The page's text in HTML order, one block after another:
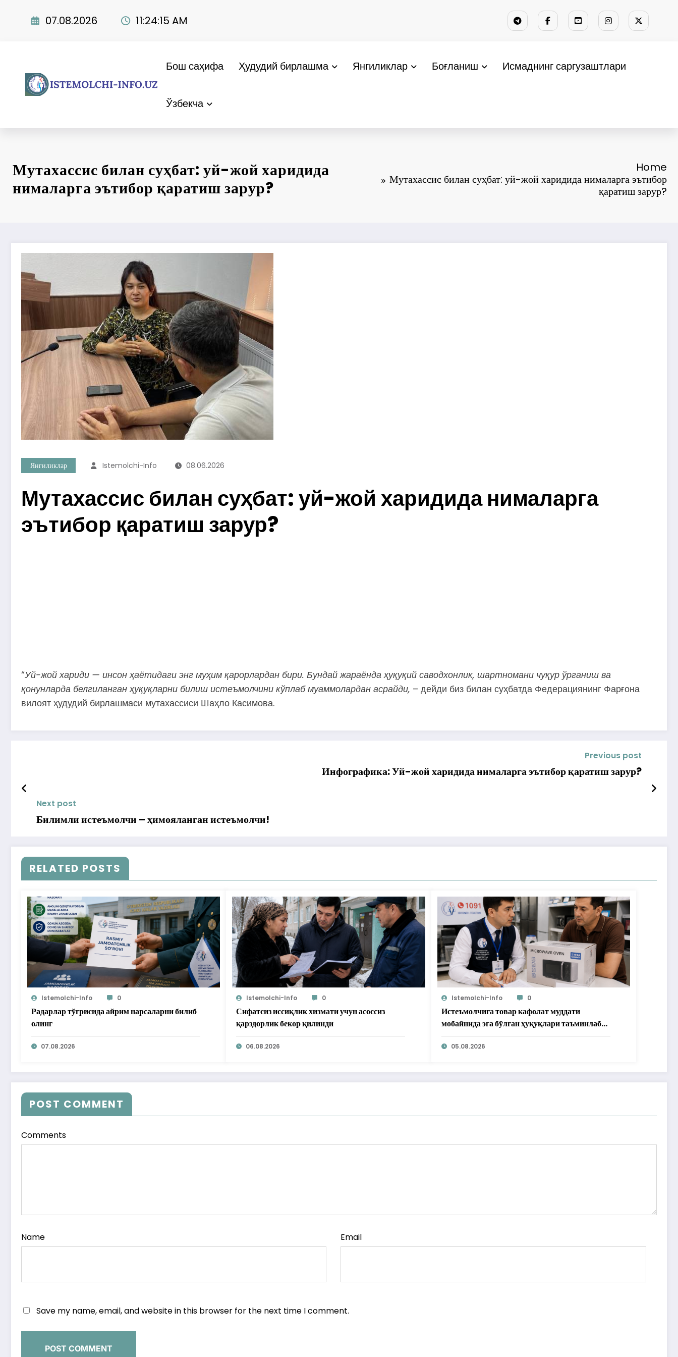
07.08.2026 11:24:16 AM
Бош саҳифа Ҳудудий бирлашма Янгиликлар Боғланиш Исмаднинг саргузаштлари
Ўзбекча
Мутахассис билан суҳбат: уй-жой харидида
нималарга эътибор қаратиш зарур?
Home
Мутахассис билан суҳбат: уй-жой харидида нималарга эътибор
қаратиш зарур?
Янгиликлар Istemolchi-Info 08.06.2026
Мутахассис билан суҳбат: уй-жой харидида нималарга
эътибор қаратиш зарур?
“Уй-жой хариди — инсон ҳаётидаги энг муҳим қарорлардан бири. Бундай жараёнда ҳуқуқий саводхонлик, шартномани чуқур ўрганиш ва
қонунларда белгиланган ҳуқуқларни билиш истеъмолчини кўплаб муаммолардан асрайди, – дейди биз билан суҳбатда Федерациянинг Фарғона
вилоят ҳудудий бирлашмаси мутахассиси Шаҳло Касимова.
Previous post
Инфографика: Уй-жой харидида нималарга эътибор қаратиш зарур?
Next post
Билимли истеъмолчи – ҳимояланган истеъмолчи!
RELATED POSTS
Istemolchi-Info 0
Радарлар тўғрисида айрим нарсаларни билиб
олинг
07.08.2026
Istemolchi-Info 0
Сифатсиз иссиқлик хизмати учун асоссиз
қарздорлик бекор қилинди
06.08.2026
Istemolchi-Info 0
Истеъмолчига товар кафолат муддати
мобайнида эга бўлган ҳуқуқлари таъминлаб
берилди
05.08.2026
POST COMMENT
Comments
Name Email
Save my name, email, and website in this browser for the next time I comment.